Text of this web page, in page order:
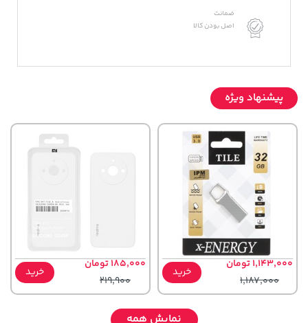
ضمانت
اصل بودن کالا
پیشنهاد ویژه
1,143,000 تومان
1,187,000
خرید
185,000 تومان
219,900
خرید
نمایش همه